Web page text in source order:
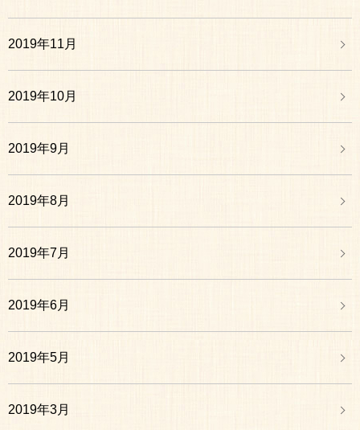
2019年11月
2019年10月
2019年9月
2019年8月
2019年7月
2019年6月
2019年5月
2019年3月